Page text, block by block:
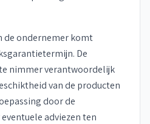
de ondernemer komt
De
nimmer verantwoordelijk
van de producten
door de
adviezen ten